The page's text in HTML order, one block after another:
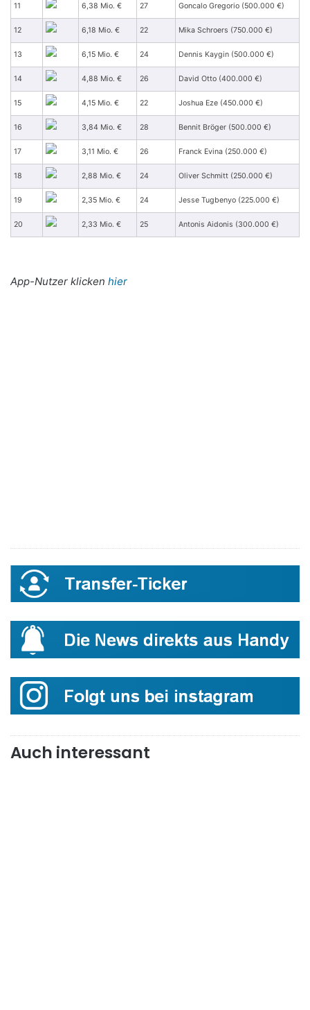
11 6,38 Mio. € 27 Goncalo Gregorio (500.000 €)
12 6,18 Mio. € 22 Mika Schroers (750.000 €)
13 6,15 Mio. € 24 Dennis Kaygin (500.000 €)
14 4,88 Mio. € 26 David Otto (400.000 €)
15 4,15 Mio. € 22 Joshua Eze (450.000 €)
16 3,84 Mio. € 28 Bennit Bröger (500.000 €)
17 3,11 Mio. € 26 Franck Evina (250.000 €)
18 2,88 Mio. € 24 Oliver Schmitt (250.000 €)
19 2,35 Mio. € 24 Jesse Tugbenyo (225.000 €)
20 2,33 Mio. € 25 Antonis Aidonis (300.000 €)
App-Nutzer klicken hier
Auch interessant